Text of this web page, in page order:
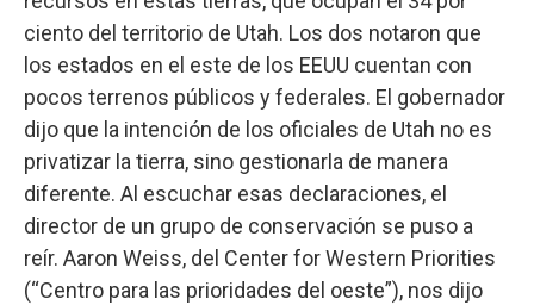
ciento del territorio de Utah. Los dos notaron que
los estados en el este de los EEUU cuentan con
pocos terrenos públicos y federales. El gobernador
dijo que la intención de los oficiales de Utah no es
privatizar la tierra, sino gestionarla de manera
diferente. Al escuchar esas declaraciones, el
director de un grupo de conservación se puso a
reír. Aaron Weiss, del Center for Western Priorities
(“Centro para las prioridades del oeste”), nos dijo